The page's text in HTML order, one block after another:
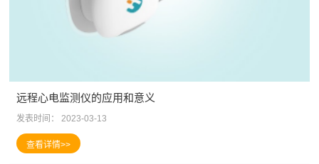
远程心电监测仪的应用和意义
发表时间： 2023-03-13